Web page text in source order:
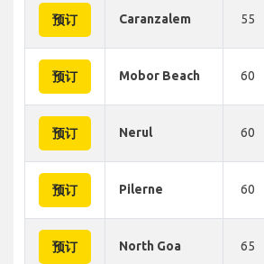
预订 Caranzalem 55
预订 Mobor Beach 60
预订 Nerul 60
预订 Pilerne 60
预订 North Goa 65